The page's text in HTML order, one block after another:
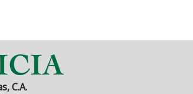
C.A.